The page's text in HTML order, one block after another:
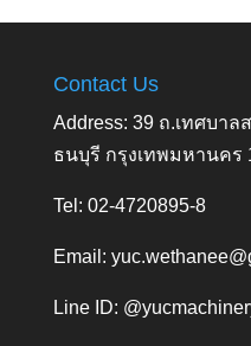
Contact Us
Address: 39 ถ.เทศบา
ธนบุรี กรุงเทพมหานคร
Tel: 02-4720895-8
Email:
Line ID: